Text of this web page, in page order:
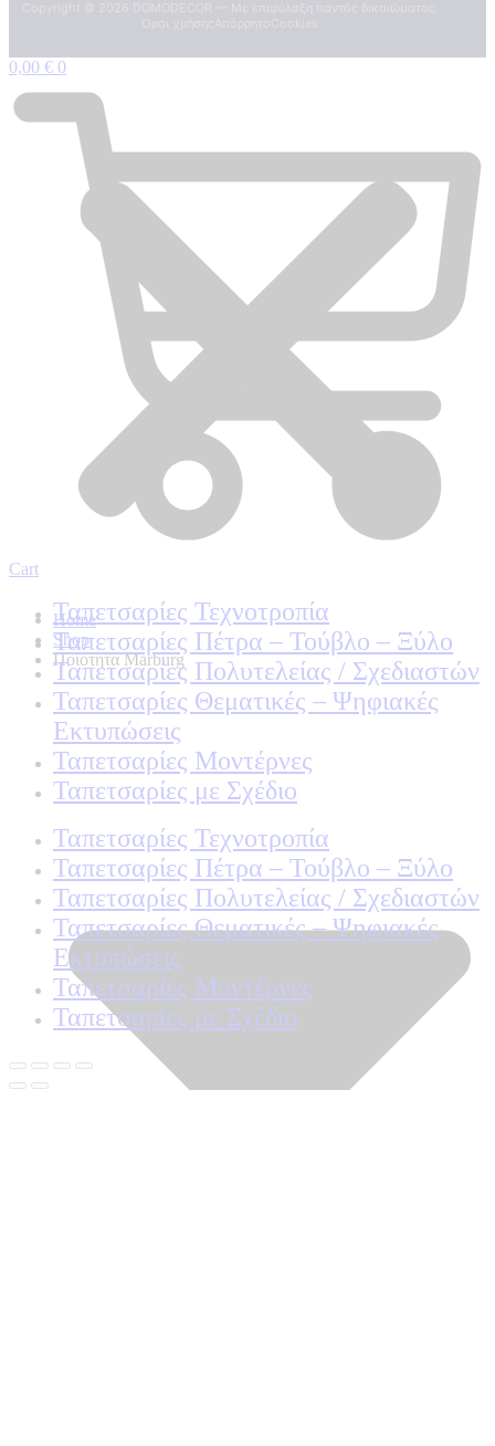
Home
Shop
Ποιοτητα Marburg
0,00 € 0
Cart
Ταπετσαρίες Τεχνοτροπία
Ταπετσαρίες Πέτρα – Τούβλο – Ξύλο
Ταπετσαρίες Πολυτελείας / Σχεδιαστών
Ταπετσαρίες Θεματικές – Ψηφιακές
Εκτυπώσεις
Ταπετσαρίες Μοντέρνες
Ταπετσαρίες με Σχέδιο
Ταπετσαρίες Τεχνοτροπία
Ταπετσαρίες Πέτρα – Τούβλο – Ξύλο
Ταπετσαρίες Πολυτελείας / Σχεδιαστών
Ταπετσαρίες Θεματικές – Ψηφιακές
Εκτυπώσεις
Ταπετσαρίες Μοντέρνες
Ταπετσαρίες με Σχέδιο